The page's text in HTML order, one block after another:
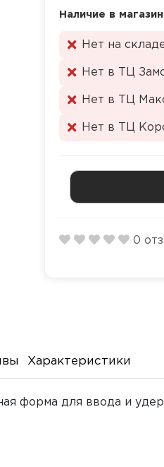
Наличие в
Нет на
Нет в ТЦ
Нет в ТЦ
Нет в ТЦ
0
Характеристики
форма для ввода и